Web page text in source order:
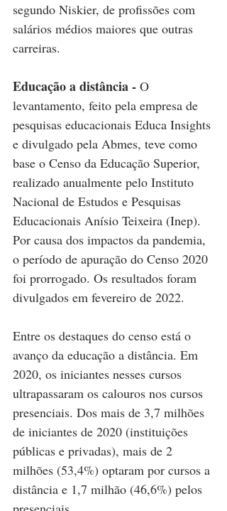
segundo Niskier, de profissões com
salários médios maiores que outras
carreiras.
Educação a distância - O
levantamento, feito pela empresa de
pesquisas educacionais Educa Insights
e divulgado pela Abmes, teve como
base o Censo da Educação Superior,
realizado anualmente pelo Instituto
Nacional de Estudos e Pesquisas
Educacionais Anísio Teixeira (Inep).
Por causa dos impactos da pandemia,
o período de apuração do Censo 2020
foi prorrogado. Os resultados foram
divulgados em fevereiro de 2022.
Entre os destaques do censo está o
avanço da educação a distância. Em
2020, os iniciantes nesses cursos
ultrapassaram os calouros nos cursos
presenciais. Dos mais de 3,7 milhões
de iniciantes de 2020 (instituições
públicas e privadas), mais de 2
milhões (53,4%) optaram por cursos a
distância e 1,7 milhão (46,6%) pelos